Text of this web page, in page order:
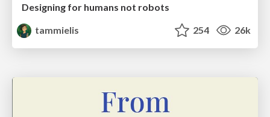
Designing for humans not robots
tammielis
254 26k